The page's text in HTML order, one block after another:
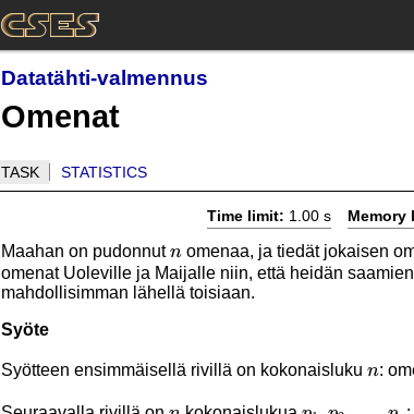
Datatähti-valmennus
Omenat
TASK STATISTICS
Time limit: 1.00 s Memory
Maahan on pudonnutn
nomenaa, ja tiedät jokaisen
omenat Uoleville ja Maijalle niin, että heidän
mahdollisimman lähellä toisiaan.
Syöte
Syötteen ensimmäisellä rivillä on kokonaisluku n
n: